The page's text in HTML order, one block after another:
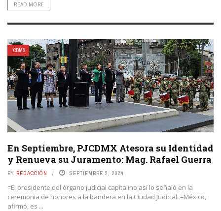
READ MORE
CDMX
En Septiembre, PJCDMX Atesora su Identidad
y Renueva su Juramento: Mag. Rafael Guerra
BY REDACCIÓN SEPTIEMBRE 2, 2024
=El presidente del órgano judicial capitalino así lo señaló en la
ceremonia de honores a la bandera en la Ciudad Judicial. =México,
afirmó, es ...